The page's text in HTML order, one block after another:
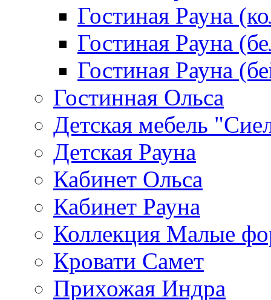
Гостиная Рауна
Гостиная Рауна
Гостиная Рауна
Гостинная Ольса
Детская мебель
Детская Рауна
Кабинет Ольса
Кабинет Рауна
Коллекция Малые
Кровати Самет
Прихожая Индра